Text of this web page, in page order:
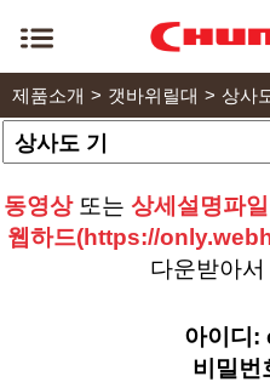
제품소개 갯바위릴대 상사
동영상또는 상세설명파일
웹하드(https://
다운받아
아이디
비밀번